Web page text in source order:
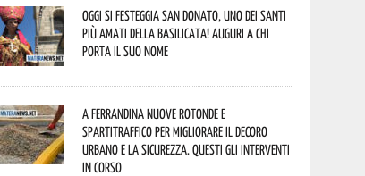
Oggi si festeggia San Donato, uno dei Santi
più amati della Basilicata! Auguri a chi
porta il suo nome
A Ferrandina nuove rotonde e
spartitraffico per migliorare il decoro
urbano e la sicurezza. Questi gli interventi
in corso